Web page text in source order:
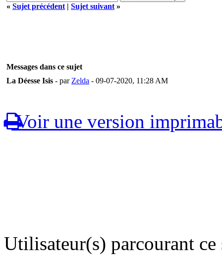
« Sujet précédent | Sujet suivant »
Messages dans ce sujet
La Déesse Isis - par Zelda - 09-07-2020, 11:28 AM
Voir une version
Utilisateur(s) parcourant